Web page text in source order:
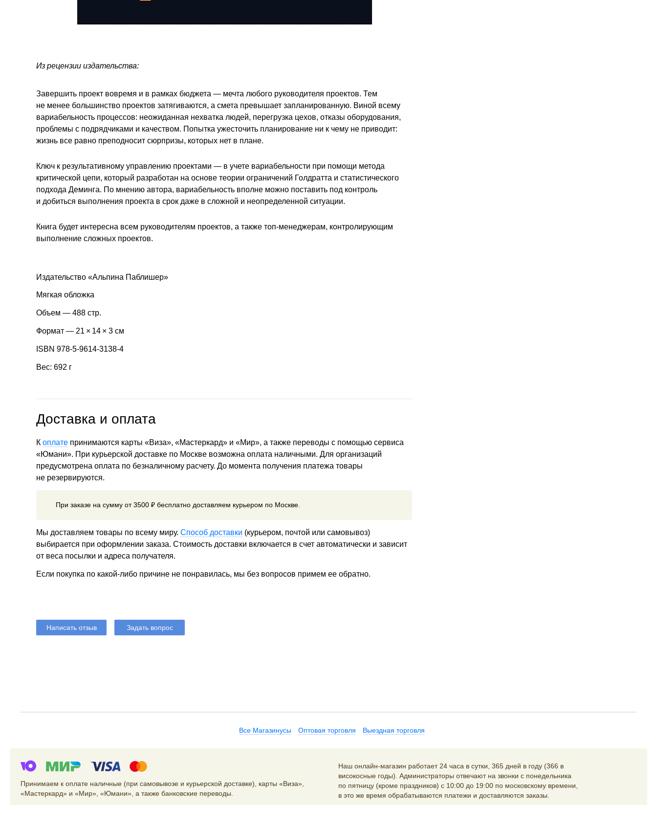
Из рецензии издательства:
Завершить проект вовремя и в рамках бюджета — мечта любого руководителя проектов. Тем
не менее большинство проектов затягиваются, а смета превышает запланированную. Виной всему
вариабельность процессов: неожиданная нехватка людей, перегрузка цехов, отказы оборудования,
проблемы с подрядчиками и качеством. Попытка ужесточить планирование ни к чему не приводит:
жизнь все равно преподносит сюрпризы, которых нет в плане.
Ключ к результативному управлению проектами — в учете вариабельности при помощи метода
критической цепи, который разработан на основе теории ограничений Голдратта и статистического
подхода Деминга. По мнению автора, вариабельность вполне можно поставить под контроль
и добиться выполнения проекта в срок даже в сложной и неопределенной ситуации.
Книга будет интересна всем руководителям проектов, а также топ-менеджерам, контролирующим
выполнение сложных проектов.
Издательство «Альпина Паблишер»
Мягкая обложка
Объем — 488 стр.
Формат — 21 × 14 × 3 см
ISBN 978-5-9614-3138-4
Вес: 692 г
Доставка и оплата
К оплате принимаются карты «Виза», «Мастеркард» и «Мир», а также переводы с помощью сервиса
«Юмани». При курьерской доставке по Москве возможна оплата наличными. Для организаций
предусмотрена оплата по безналичному расчету. До момента получения платежа товары
не резервируются.
При заказе на сумму от 3500 ₽ бесплатно доставляем курьером по Москве.
Мы доставляем товары по всему миру. Способ доставки (курьером, почтой или самовывоз)
выбирается при оформлении заказа. Стоимость доставки включается в счет автоматически и зависит
от веса посылки и адреса получателя.
Если покупка по какой-либо причине не понравилась, мы без вопросов примем ее обратно.
Написать отзыв Задать вопрос
Все Магазинусы Оптовая торговля Выездная торговля
Принимаем к оплате наличные (при самовывозе и курьерской доставке), карты «Виза»,
«Мастеркард» и «Мир», «Юмани», а также банковские переводы.
Наш онлайн-магазин работает 24 часа в сутки, 365 дней в году (366 в
високосные годы). Администраторы отвечают на звонки с понедельника
по пятницу (кроме праздников) с 10:00 до 19:00 по московскому времени,
в это же время обрабатываются платежи и доставляются заказы.